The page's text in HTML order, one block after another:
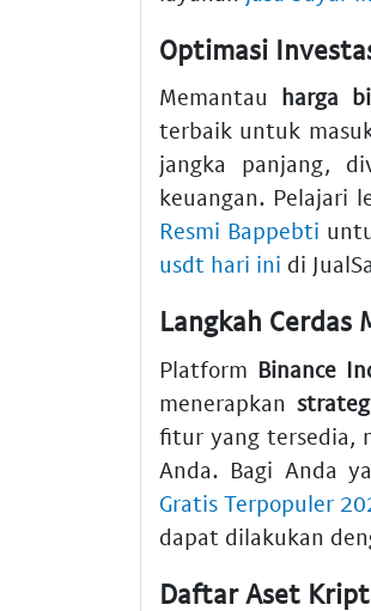
Optimasi
Memantau harga
terbaik untuk
jangka panjang,
keuangan. Pelajari
Resmi Bappebti
usdt hari ini di
Langkah Cerdas
Platform Binance
menerapkan
fitur yang tersedia,
Anda. Bagi Anda
Gratis Terpopuler
dapat dilakukan
Daftar Aset